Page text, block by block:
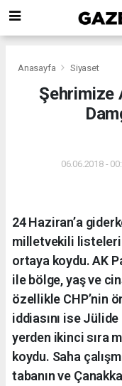
Anasayfa Siyaset
Şehrimize
06.06.2018 -
24 Haziran’a
milletvekili
ortaya koydu. AK
ile bölge, yaş ve
özellikle CHP’nin
iddiasını ise
yerden ikinci sıra
koydu. Saha
tabanın ve